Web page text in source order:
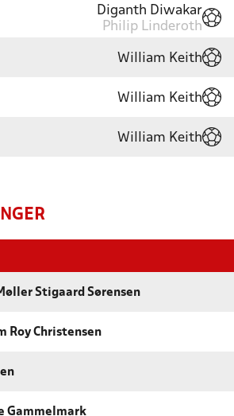
Diganth Diwakar
Philip Linderoth
William Keith
William Keith
William Keith
Stigaard Sørensen
Roy Christensen
Gammelmark